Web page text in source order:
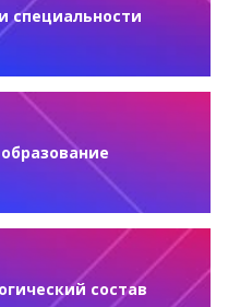
специальности
состав